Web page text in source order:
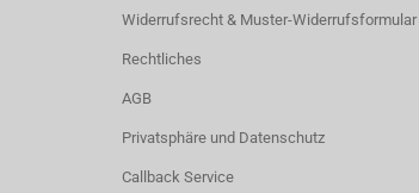
Widerrufsrecht & Muster-Widerrufsformular
Rechtliches
AGB
Privatsphäre und Datenschutz
Callback Service